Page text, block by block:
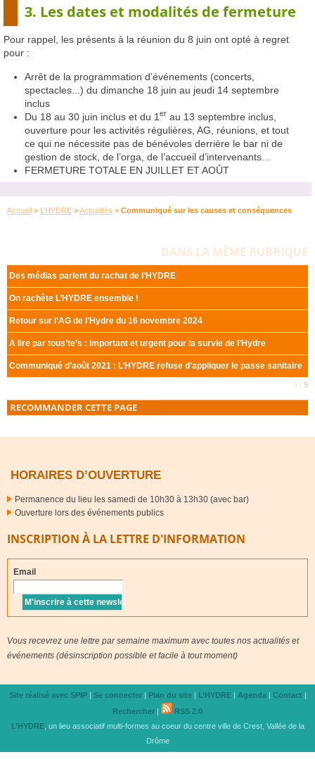
3. Les dates et modalités de fermeture
Pour rappel, les présents à la réunion du 8 juin ont opté à regret
pour :
Arrêt de la programmation d’événements (concerts,
spectacles...) du dimanche 18 juin au jeudi 14 septembre
inclus
Du 18 au 30 juin inclus et du 1 er au 13 septembre inclus,
ouverture pour les activités régulières, AG , réunions, et tout
ce qui ne nécessite pas de bénévoles derrière le bar ni de
gestion de stock, de l’orga, de l’accueil d’intervenants...
FERMETURE TOTALE EN JUILLET ETAOÛT
Accueil > L’HYDRE >Actualités > Communiqué sur les causes et conséquences
DANS LA MÊME RUBRIQUE
Des médias parlent du rachat de l’HYDRE
On rachète L’HYDRE ensemble !
Retour sur l’AG de l’Hydre du 16 novembre 2024
A lire par tous’te’s : important et urgent pour la survie de l’Hydre
Communiqué d’août 2021 : L’HYDRE refuse d’appliquer le passe sanitaire
0 5
RECOMMANDER CETTE PAGE
HORAIRES D’OUVERTURE
Permanence du lieu les samedi de 10h30 à 13h30 (avec bar)
Ouverture lors des événements publics
INSCRIPTION À LA LETTRE D'INFORMATION
Email
Vous recevrez une lettre par semaine maximum avec toutes nos actualités et
événements (désinscription possible et facile à tout moment)
Site réalisé avec SPIP| Se connecter| Plan du site| L’ HYDRE| Agenda| Contact|
Rechercher
RSS 2.0
L’ HYDRE, un lieu associatif multi-formes au coeur du centre ville de Crest, Vallée de la
Drôme